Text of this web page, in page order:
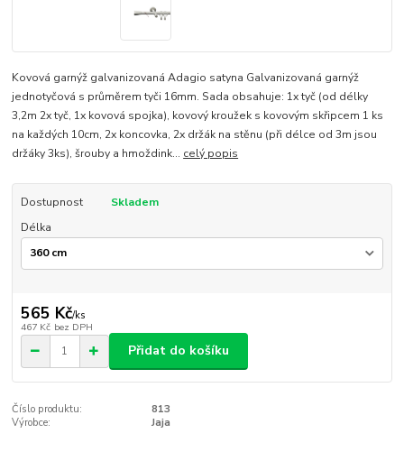
Kovová garnýž galvanizovaná Adagio satyna Galvanizovaná garnýž
jednotyčová s průměrem tyči 16mm. Sada obsahuje: 1x tyč (od délky
3,2m 2x tyč, 1x kovová spojka), kovový kroužek s kovovým skřipcem 1 ks
na každých 10cm, 2x koncovka, 2x držák na stěnu (při délce od 3m jsou
držáky 3ks), šrouby a hmoždink... celý popis
Dostupnost
Skladem
Délka
565 Kč/ks
467 Kč bez DPH
Přidat do košíku
Číslo produktu:
813
Výrobce:
Jaja